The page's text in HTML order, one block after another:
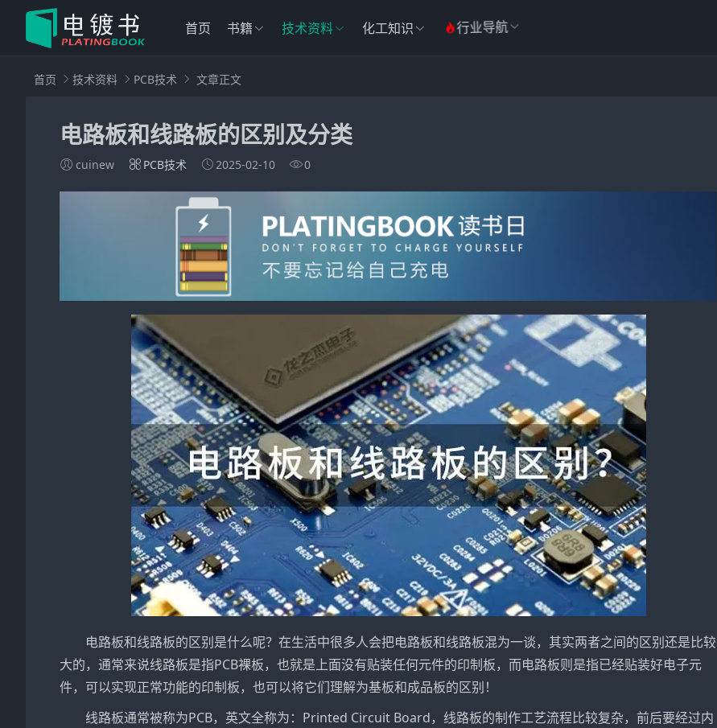
首页 书籍 技术资料 化工知识 行业导航
首页 技术资料 PCB技术 文章正文
电路板和线路板的区别及分类
cuinew PCB技术 2025-02-10 0
电路板和线路板的区别是什么呢？在生活中很多人会把电路板和线路板混为一谈，其实两者之间的区别还是比较
大的，通常来说线路板是指PCB裸板，也就是上面没有贴装任何元件的印制板，而电路板则是指已经贴装好电子元
件，可以实现正常功能的印制板，也可以将它们理解为基板和成品板的区别！
线路板通常被称为PCB，英文全称为：Printed Circuit Board，线路板的制作工艺流程比较复杂，前后要经过内